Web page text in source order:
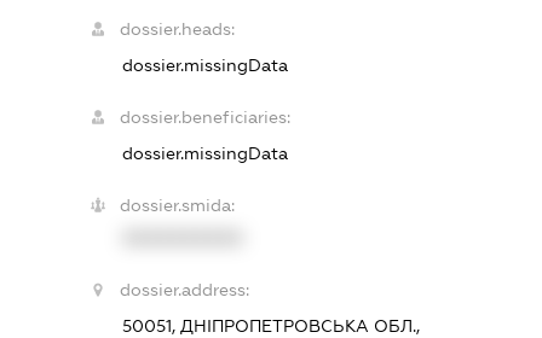
dossier.heads:
dossier.missingData
dossier.beneficiaries:
dossier.missingData
dossier.smida:
dossier.address:
50051, ДНІПРОПЕТРОВСЬКА ОБЛ.,